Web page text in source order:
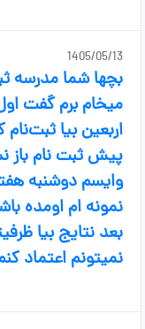
1405/05/13
بچها شما مدرسه
میخام برم گفت
اربعین بیا
پیش ثبت نام باز
وایسم دوشنبه
نمونه ام اومده
بعد نتایج بیا
نمیتونم اعتماد